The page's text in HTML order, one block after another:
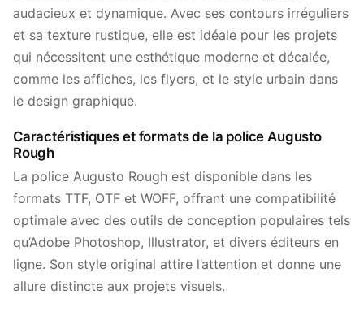
audacieux et dynamique. Avec ses contours irréguliers
et sa texture rustique, elle est idéale pour les projets
qui nécessitent une esthétique moderne et décalée,
comme les affiches, les flyers, et le style urbain dans
le design graphique.
Caractéristiques et formats de la police Augusto
Rough
La police Augusto Rough est disponible dans les
formats TTF, OTF et WOFF, offrant une compatibilité
optimale avec des outils de conception populaires tels
qu’Adobe Photoshop, Illustrator, et divers éditeurs en
ligne. Son style original attire l’attention et donne une
allure distincte aux projets visuels.